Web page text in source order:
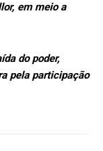
em meio a
do poder,
pela participação